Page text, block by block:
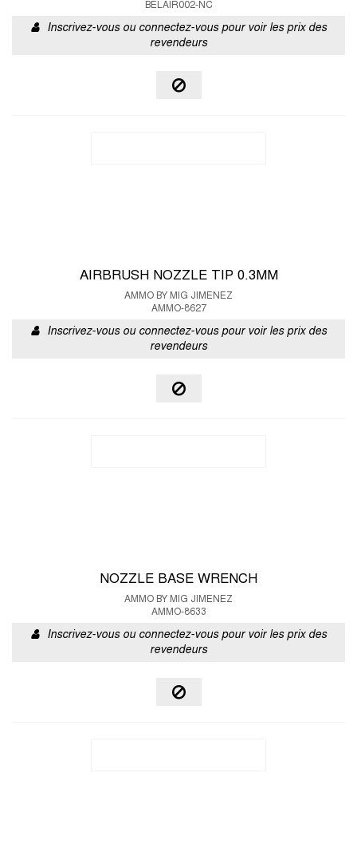
BELAIR002-NC
Inscrivez-vous ou connectez-vous pour voir les prix des
revendeurs
AIRBRUSH NOZZLE TIP 0.3MM
AMMO BY MIG JIMENEZ
AMMO-8627
Inscrivez-vous ou connectez-vous pour voir les prix des
revendeurs
NOZZLE BASE WRENCH
AMMO BY MIG JIMENEZ
AMMO-8633
Inscrivez-vous ou connectez-vous pour voir les prix des
revendeurs